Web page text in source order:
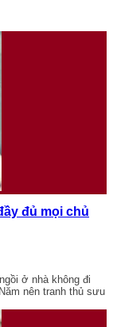
đủ mọi chủ
ở nhà không đi
nên tranh thủ sưu